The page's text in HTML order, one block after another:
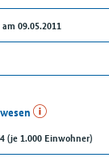
09.05.2011
(je 1.000 Einwohner)